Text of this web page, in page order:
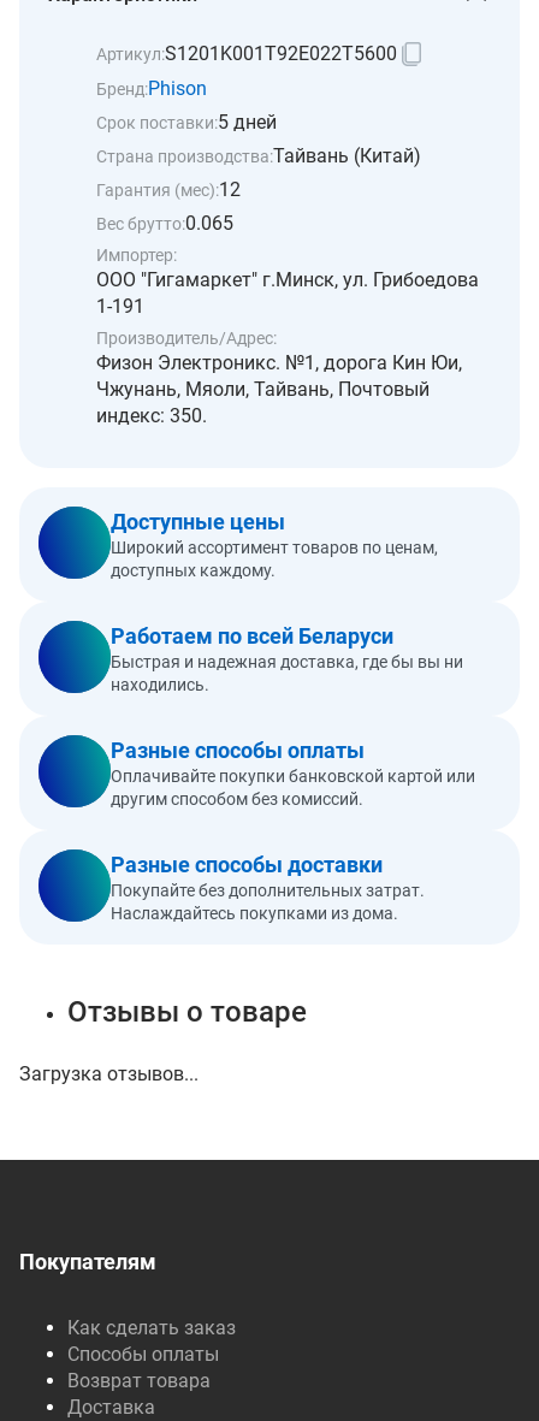
Артикул:S1201K001T92E022T5600
Бренд:Phison
Срок поставки:5 дней
Страна производства:Тайвань (Китай)
Гарантия (мес):12
Вес брутто:0.065
Импортер:
ООО "Гигамаркет" г.Минск, ул. Грибоедова
1-191
Производитель/Адрес:
Физон Электроникс. №1, дорога Кин Юи,
Чжунань, Мяоли, Тайвань, Почтовый
индекс: 350.
Доступные цены
Широкий ассортимент товаров по ценам,
доступных каждому.
Работаем по всей Беларуси
Быстрая и надежная доставка, где бы вы ни
находились.
Разные способы оплаты
Оплачивайте покупки банковской картой или
другим способом без комиссий.
Разные способы доставки
Покупайте без дополнительных затрат.
Наслаждайтесь покупками из дома.
Отзывы о товаре
Загрузка отзывов...
Покупателям
Как сделать заказ
Способы оплаты
Возврат товара
Доставка